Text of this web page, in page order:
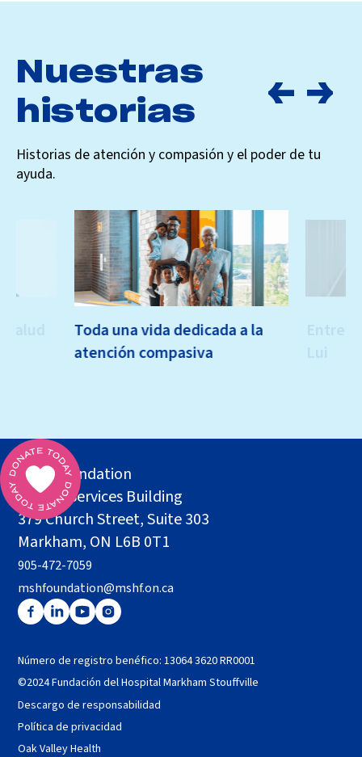
Nuestras
historias
Historias de atención y compasión y el poder de tu
ayuda.
Toda una vida dedicada a la
atención compasiva
MSH Foundation
Health Services Building
379 Church Street, Suite 303
Markham, ON L6B 0T1
905-472-7059
mshfoundation@mshf.on.ca
Número de registro benéfico: 13064 3620 RR0001
©2024 Fundación del Hospital Markham Stouffville
Descargo de responsabilidad
Política de privacidad
Oak Valley Health